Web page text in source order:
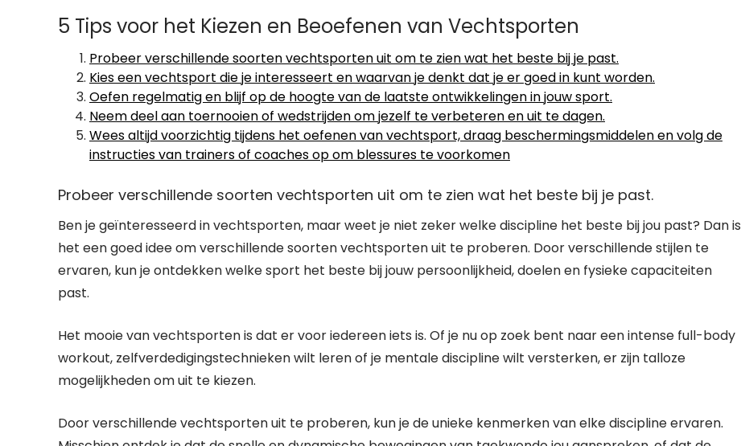
5 Tips voor het Kiezen en Beoefenen van Vechtsporten
Probeer verschillende soorten vechtsporten uit om te zien wat het beste bij je past.
Kies een vechtsport die je interesseert en waarvan je denkt dat je er goed in kunt worden.
Oefen regelmatig en blijf op de hoogte van de laatste ontwikkelingen in jouw sport.
Neem deel aan toernooien of wedstrijden om jezelf te verbeteren en uit te dagen.
Wees altijd voorzichtig tijdens het oefenen van vechtsport, draag beschermingsmiddelen en volg de
instructies van trainers of coaches op om blessures te voorkomen
Probeer verschillende soorten vechtsporten uit om te zien wat het beste bij je past.
Ben je geïnteresseerd in vechtsporten, maar weet je niet zeker welke discipline het beste bij jou past? Dan is
het een goed idee om verschillende soorten vechtsporten uit te proberen. Door verschillende stijlen te
ervaren, kun je ontdekken welke sport het beste bij jouw persoonlijkheid, doelen en fysieke capaciteiten
past.
Het mooie van vechtsporten is dat er voor iedereen iets is. Of je nu op zoek bent naar een intense full-body
workout, zelfverdedigingstechnieken wilt leren of je mentale discipline wilt versterken, er zijn talloze
mogelijkheden om uit te kiezen.
Door verschillende vechtsporten uit te proberen, kun je de unieke kenmerken van elke discipline ervaren.